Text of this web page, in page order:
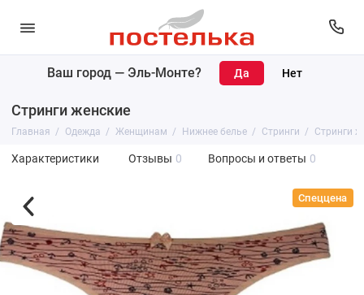
Ваш город — Эль-Монте?
Стринги женские
Главная Одежда Женщинам Нижнее белье Стринги Стринги
Характеристики Отзывы 0 Вопросы и ответы 0
Спеццена